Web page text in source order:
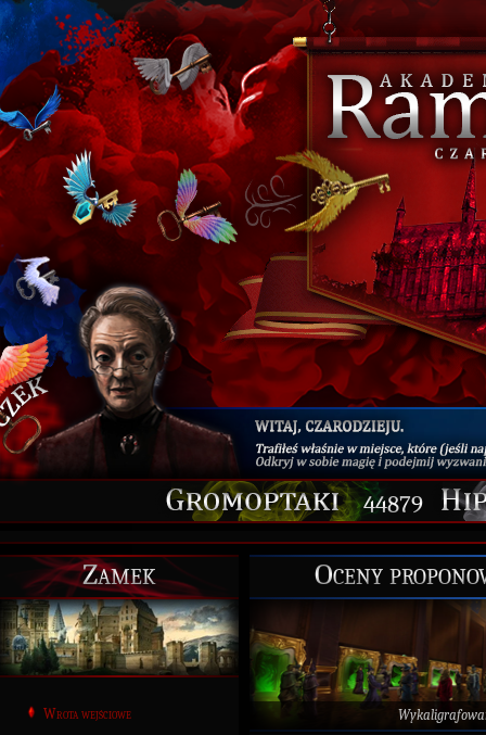
44879
Zamek
Wrota wejściowe
Oceny